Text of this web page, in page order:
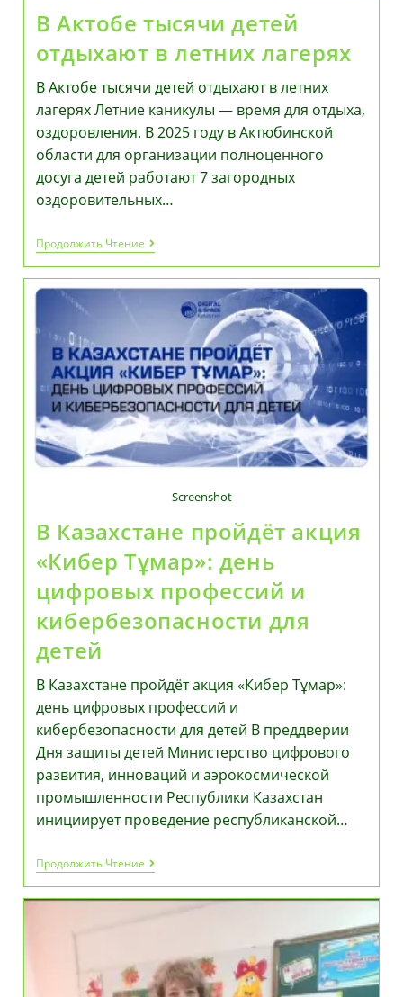
В Актобе тысячи детей
отдыхают в летних лагерях
В Актобе тысячи детей отдыхают в летних
лагерях Летние каникулы — время для отдыха,
оздоровления. В 2025 году в Актюбинской
области для организации полноценного
досуга детей работают 7 загородных
оздоровительных…
Продолжить ЧтениеВ
Актобе
Тысячи
Детей
Отдыхают
Лагерях
Screenshot
В Казахстане пройдёт акция
«Кибер Тұмар»: день
цифровых профессий и
кибербезопасности для
детей
В Казахстане пройдёт акция «Кибер Тұмар»:
день цифровых профессий и
кибербезопасности для детей В преддверии
Дня защиты детей Министерство цифрового
развития, инноваций и аэрокосмической
промышленности Республики Казахстан
инициирует проведение республиканской…
Продолжить ЧтениеВ
Казахстане
Пройдёт
Акция
Цифровых
Профессий
И